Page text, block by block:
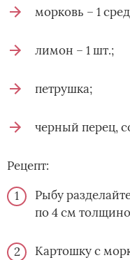
морковь – 1
лимон – 1 шт.;
петрушка;
черный перец,
Рецепт:
Рыбу
по 4 см
Картошку с